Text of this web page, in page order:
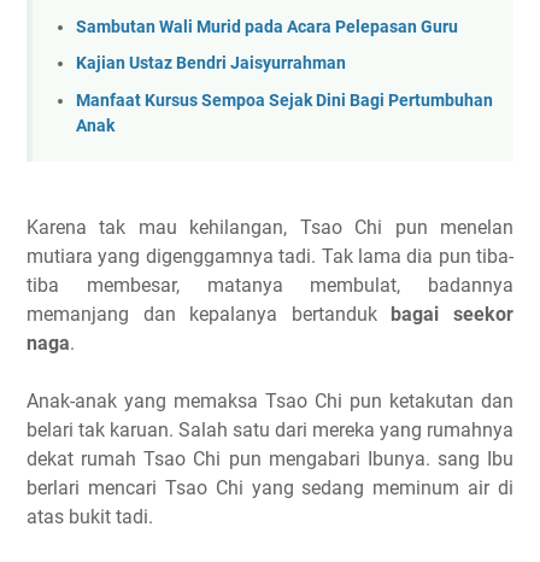
Sambutan Wali Murid pada Acara Pelepasan Guru
Kajian Ustaz Bendri Jaisyurrahman
Manfaat Kursus Sempoa Sejak Dini Bagi Pertumbuhan
Anak
Karena tak mau kehilangan, Tsao Chi pun menelan
mutiara yang digenggamnya tadi. Tak lama dia pun tiba-
tiba membesar, matanya membulat, badannya
memanjang dan kepalanya bertanduk bagai seekor
naga.
Anak-anak yang memaksa Tsao Chi pun ketakutan dan
belari tak karuan. Salah satu dari mereka yang rumahnya
dekat rumah Tsao Chi pun mengabari Ibunya. sang Ibu
berlari mencari Tsao Chi yang sedang meminum air di
atas bukit tadi.